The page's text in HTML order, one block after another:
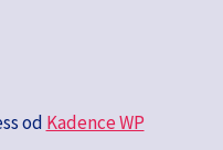
od Kadence WP